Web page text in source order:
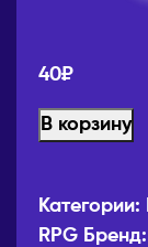
40₽
В корзину
Категории:
RPG Бренд: